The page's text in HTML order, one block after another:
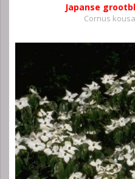
Japanse
Cornus